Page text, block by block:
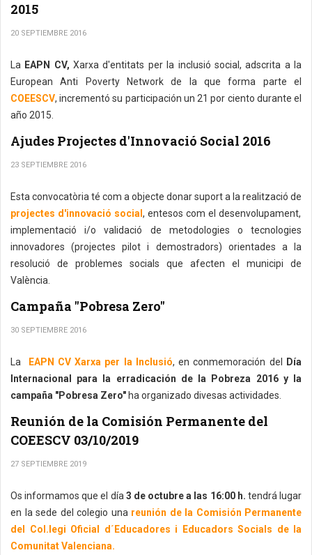
2015
20 SEPTIEMBRE 2016
La EAPN CV,Xarxa d'entitats per la inclusió social, adscrita a la
European Anti Poverty Network de la que forma parte el
COEESCV, incrementó su participación un 21 por ciento durante el
año 2015.
Ajudes Projectes d'Innovació Social 2016
23 SEPTIEMBRE 2016
Esta convocatòria té com a objecte donar suport a la realització de
projectes d'innovació social , entesos com el desenvolupament,
implementació i/o validació de metodologies o tecnologies
innovadores (projectes pilot i demostradors) orientades a la
resolució de problemes socials que afecten el municipi de
València.
Campaña "Pobresa Zero"
30 SEPTIEMBRE 2016
La EAPN CV Xarxa per la Inclusió, en conmemoración del
Día
Internacional para la erradicación de la Pobreza 2016 y la
campaña "Pobresa Zero" ha organizado divesas actividades.
Reunión de la Comisión Permanente del
COEESCV 03/10/2019
27 SEPTIEMBRE 2019
Os informamos que el día 3 de octubre a las 16:00 h. tendrá lugar
en la sede del colegio una reunión de la Comisión Permanente
del Col.legi Oficial d´Educadores i Educadors Socials de la
Comunitat Valenciana.